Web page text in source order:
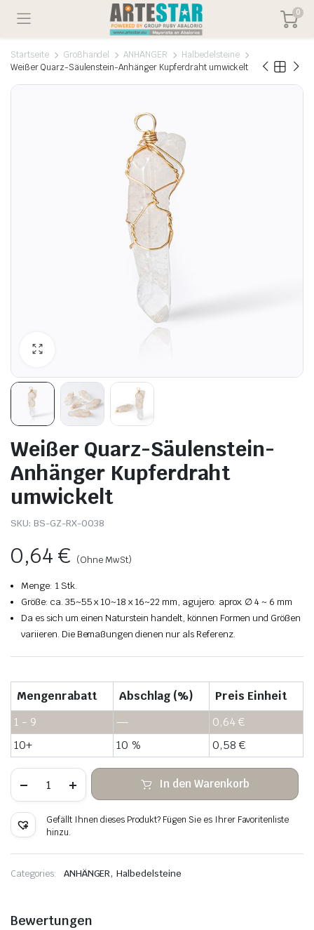
0
Startseite Großhandel ANHÄNGER
Halbedelsteine
Weißer Quarz-Säulenstein-Anhänger Kupferdraht umwickelt
Weißer Quarz-Säulenstein-
Anhänger Kupferdraht
umwickelt
SKU: BS-GZ-RX-0038
0,64€ (Ohne MwSt)
Menge: 1 Stk.
Größe: ca. 35~55 x 10~18 x 16~22 mm, agujero: aprox. ∅ 4 ~ 6 mm
Da es sich um einen Naturstein handelt, können Formen und Größen
variieren. Die Bemaßungen dienen nur als Referenz.
Mengenrabatt Abschlag (%)
Preis Einheit
1 - 9
— 0,64€
10+
10 % 0,58 €
Quarz-
Säulenstein-
Kupferdraht
umwickelt
In den Warenkorb
Gefällt Ihnen dieses Produkt? Fügen Sie es Ihrer Favoritenliste
hinzu.
Categories: ANHÄNGER,Halbedelsteine
Bewertungen